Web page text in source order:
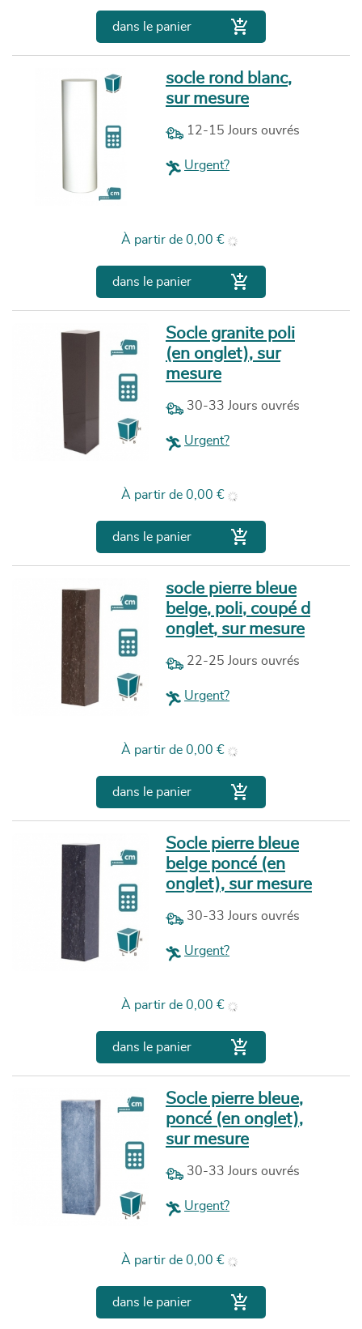
dans le panier 
socle rond blanc,
sur mesure
12-15 Jours ouvrés
Urgent?
À partir de Prix
0,00 €
dans le panier 
Socle granite poli
(en onglet), sur
mesure
30-33 Jours ouvrés
Urgent?
À partir de Prix
0,00 €
dans le panier 
socle pierre bleue
belge, poli, coupé d
onglet, sur mesure
22-25 Jours ouvrés
Urgent?
À partir de Prix
0,00 €
dans le panier 
Socle pierre bleue
belge poncé (en
onglet), sur mesure
30-33 Jours ouvrés
Urgent?
À partir de Prix
0,00 €
dans le panier 
Socle pierre bleue,
poncé (en onglet),
sur mesure
30-33 Jours ouvrés
Urgent?
À partir de Prix
0,00 €
dans le panier 